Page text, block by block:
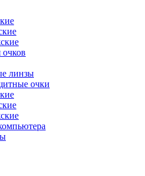
линзы
очки